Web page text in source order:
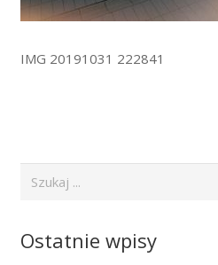
IMG 20191031 222841
Ostatnie wpisy